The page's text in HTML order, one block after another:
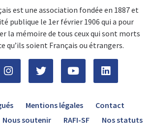
est une association fondée en 1887 et
publique le 1er février 1906 qui a pour
la mémoire de tous ceux qui sont morts
qu’ils soient Français ou étrangers.
Mentions légales
Contact
Nous soutenir RAFI-SF Nos statuts